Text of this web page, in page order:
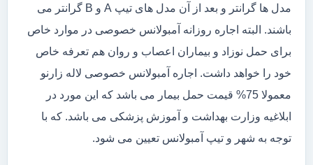
مدل ها گرانتر و بعد از آن مدل های تیپ A و B گرانتر می
باشند. البته اجاره روزانه آمبولانس خصوصی در موارد خاص
برای حمل نوزاد و بیماران اعصاب و روان هم تعرفه خاص
خود را خواهد داشت. اجاره آمبولانس خصوصی لاله زارنو
معمولا 75% قیمت حمل بیمار می باشد که این مورد در
ابلاغیه وزارت بهداشت و آموزش پزشکی می باشد. که با
توجه به شهر و تیپ آمبولانس تعیین می شود.